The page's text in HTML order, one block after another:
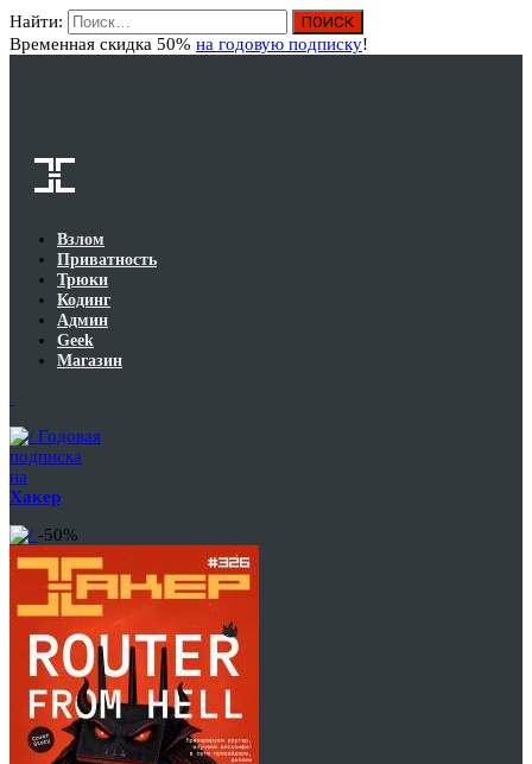
Найти:
Временная скидка 50% на годовую подписку!
Взлом
Приватность
Трюки
Кодинг
Админ
Geek
Магазин
Годовая
подписка
на
Хакер
-50%